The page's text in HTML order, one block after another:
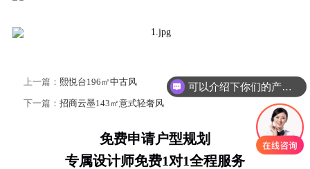
上一篇： 熙悦台196㎡中古风
下一篇： 招商云墨143㎡意式轻奢风
免费申请户型规划
专属设计师免费1对1全程服务
可以介绍下你们的产品么？